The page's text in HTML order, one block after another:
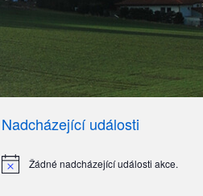
Nadcházející události
Notice Žádné nadcházející události akce.